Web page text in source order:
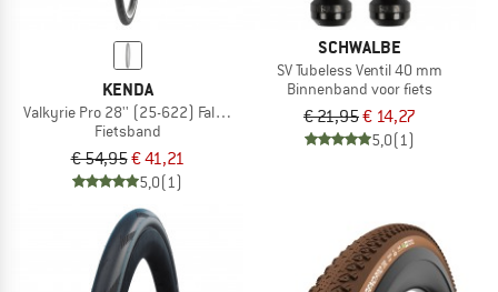
KENDA
Valkyrie Pro 28'' (25-622) Faltbar
Fietsband
€ 54,95€ 41,21
5,0(1)
SCHWALBE
SV Tubeless Ventil 40 mm
Binnenband voor fiets
€ 21,95€ 14,27
5,0(1)